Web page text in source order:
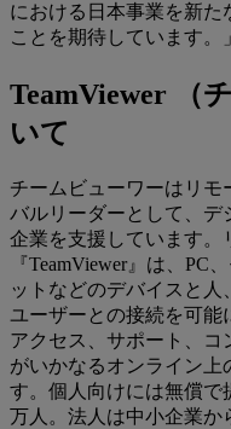
における日本事業を新た
ことを期待しています。」
TeamViewer （
いて
チームビューワーはリモ
バルリーダーとして、デ
企業を支援しています。
『TeamViewer』は、PC
ットなどのデバイスと
ユーザーとの接続を可能
アクセス、サポート、
がいかなるオンライン
す。個人向けには無償で
万人。法人は中小企業か